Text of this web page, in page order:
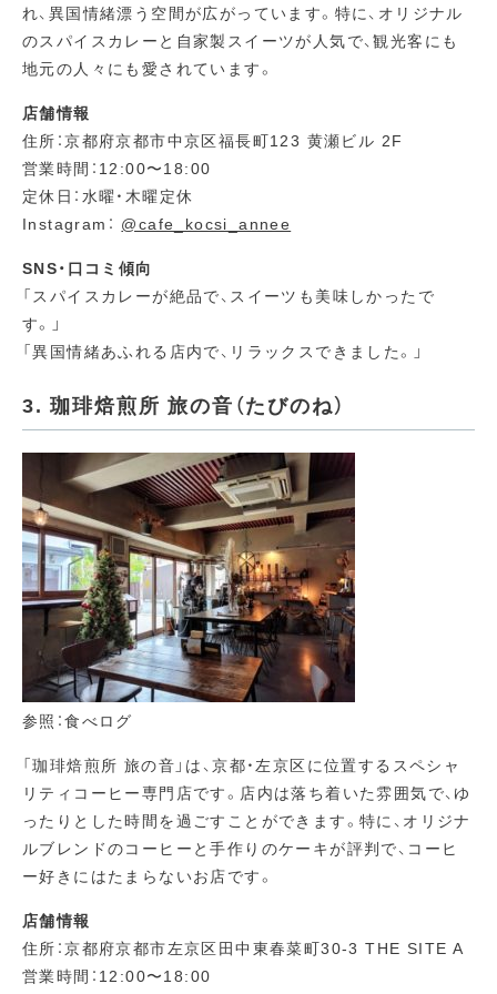
れ、異国情緒漂う空間が広がっています。特に、オリジナル
のスパイスカレーと自家製スイーツが人気で、観光客にも
地元の人々にも愛されています。
店舗情報
住所：京都府京都市中京区福長町123 黄瀬ビル 2F
営業時間：12:00〜18:00
定休日：水曜・木曜定休
Instagram： @cafe_kocsi_annee
SNS・口コミ傾向
「スパイスカレーが絶品で、スイーツも美味しかったで
す。」
「異国情緒あふれる店内で、リラックスできました。」
3. 珈琲焙煎所 旅の音（たびのね）
参照：食べログ
「珈琲焙煎所 旅の音」は、京都・左京区に位置するスペシャ
リティコーヒー専門店です。店内は落ち着いた雰囲気で、ゆ
ったりとした時間を過ごすことができます。特に、オリジナ
ルブレンドのコーヒーと手作りのケーキが評判で、コーヒ
ー好きにはたまらないお店です。
店舗情報
住所：京都府京都市左京区田中東春菜町30-3 THE SITE A
営業時間：12:00〜18:00